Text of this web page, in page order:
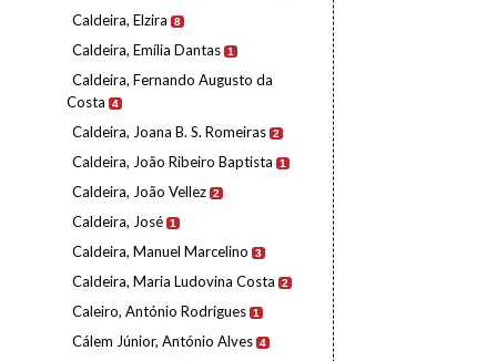
Caldeira, Elzira 8
Caldeira, Emília Dantas 1
Caldeira, Fernando Augusto da
Costa
4
Caldeira, Joana B. S. Romeiras 2
Caldeira, João Ribeiro Baptista 1
Caldeira, João Vellez 2
Caldeira, José 1
Caldeira, Manuel Marcelino 3
Caldeira, Maria Ludovina Costa 2
Caleiro, António Rodrigues 1
Cálem Júnior, António Alves 4